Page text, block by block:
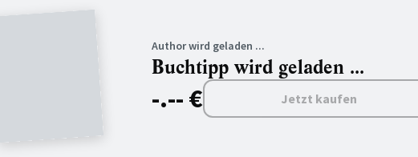
Author wird geladen ...
Buchtipp wird geladen ...
-.-- € Jetzt kaufen